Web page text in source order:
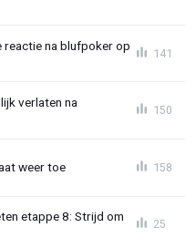
na blufpoker op
141
verlaten na
150
weer toe 158
etappe 8: Strijd om
25